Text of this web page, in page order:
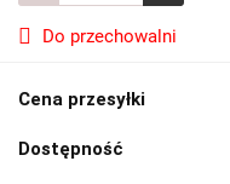
Do przechowalni
Cena przesyłki
Dostępność